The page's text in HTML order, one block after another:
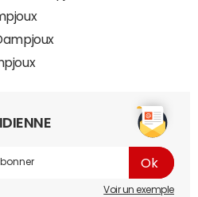
Voir un exemple